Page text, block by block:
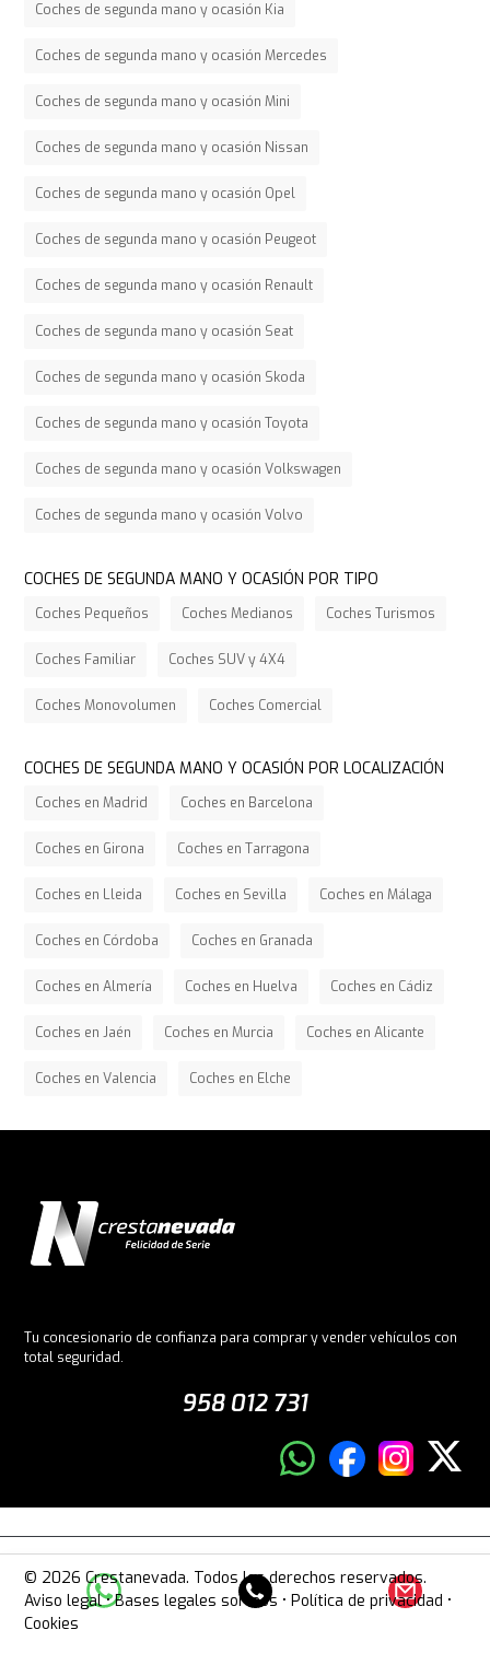
Coches de segunda mano y ocasión Kia
Coches de segunda mano y ocasión Mercedes
Coches de segunda mano y ocasión Mini
Coches de segunda mano y ocasión Nissan
Coches de segunda mano y ocasión Opel
Coches de segunda mano y ocasión Peugeot
Coches de segunda mano y ocasión Renault
Coches de segunda mano y ocasión Seat
Coches de segunda mano y ocasión Skoda
Coches de segunda mano y ocasión Toyota
Coches de segunda mano y ocasión Volkswagen
Coches de segunda mano y ocasión Volvo
COCHES DE SEGUNDA MANO Y OCASIÓN POR TIPO
Coches Pequeños Coches Medianos Coches Turismos
Coches Familiar Coches SUV y 4X4
Coches Monovolumen Coches Comercial
COCHES DE SEGUNDA MANO Y OCASIÓN POR LOCALIZACIÓN
Coches en Madrid Coches en Barcelona
Coches en Girona Coches en Tarragona
Coches en Lleida Coches en Sevilla Coches en Málaga
Coches en Córdoba Coches en Granada
Coches en Almería Coches en Huelva Coches en Cádiz
Coches en Jaén Coches en Murcia Coches en Alicante
Coches en Valencia Coches en Elche
Tu concesionario de confianza para comprar y vender vehículos con
total seguridad.
958 012 731
© 2026 Crestanevada. Todos los derechos reservados.
Aviso legal•Bases legales sorteos •Política de privacidad •
Cookies